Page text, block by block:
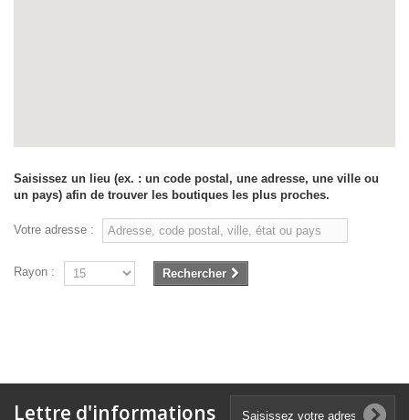
Saisissez un lieu (ex. : un code postal, une adresse, une ville ou
un pays) afin de trouver les boutiques les plus proches.
Votre adresse :
Rayon : Rechercher
Lettre d'informations